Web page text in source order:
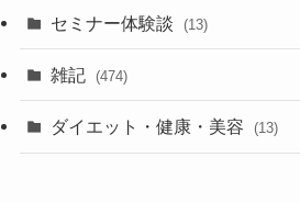
セミナー体験談 (13)
雑記 (474)
ダイエット・健康・美容 (13)